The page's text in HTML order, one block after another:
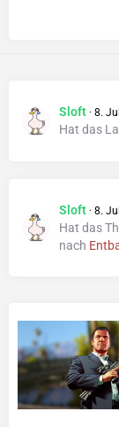
Sloft 8.
Hat das
Sloft 8.
Hat das
nach